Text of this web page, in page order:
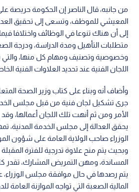
من جانبه، قال الناصر إن الحكومة حريصة
المعيشي للموظف، وتسعى إلى تحقيق
إلى أن هناك تنوعا في الوظائف واختلافا
متطلبات التأهيل ومدة الدراسة، ودرجة
وخصوصية وتصنيف ومهام كل منها، والتي
اللجان الفنية عند تحديد العلاوات الفنية
وأضاف أنه وبناء على كتاب وزير الصحة
جرى تشكيل لجان فنية من قبل مجلس
الأمر ومن ثم أنهت تلك اللجان أعمالها،
يحقق العدالة إلى مجلس الخدمة المدنية،
الوزراء صاحب الولاية العامة على شؤون
وبحيث يتم منح علاوة تدرجية للفترة
يتم رصدها في حال موافقة مجلس
المالية الصعبة التي تواجه الموازنة العامة